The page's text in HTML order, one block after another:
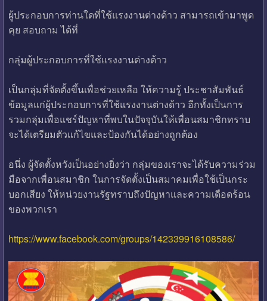
ผู้ประกอบการท่านใดที่ใช้แรงงานต่างด้าว สามารถเข้ามาพูด
คุย สอบถาม ได้ที่
กลุ่มผู้ประกอบการที่ใช้แรงงานต่างด้าว
เป็นกลุ่มที่จัดตั้งขึ้นเพื่อช่วยเหลือ ให้ความรู้ ประชาสัมพันธ์
ข้อมูลแก่ผู้ประกอบการที่ใช้แรงงานต่างด้าว อีกทั้งเป็นการ
รวมกลุ่มเพื่อแชร์ปัญหาที่พบในปัจจุบันให้เพื่อนสมาชิกทราบ
จะได้เตรียมตัวแก้ไขและป้องกันได้อย่างถูกต้อง
อนึ่ง ผู้จัดตั้งหวังเป็นอย่างยิ่งว่า กลุ่มของเราจะได้รับความร่วม
มือจากเพื่อนสมาชิก ในการจัดตั้งเป็นสมาคมเพื่อใช้เป็นกระ
บอกเสียง ให้หน่วยงานรัฐทราบถึงปัญหาและความเดือดร้อน
ของพวกเรา
https://www.facebook.com/groups/142339916108586/